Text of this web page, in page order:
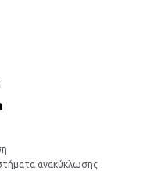
ανακύκλωσης